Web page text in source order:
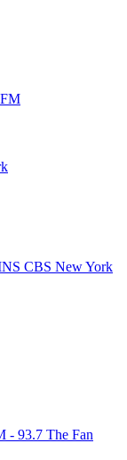
CBS New York
- 93.7 The Fan